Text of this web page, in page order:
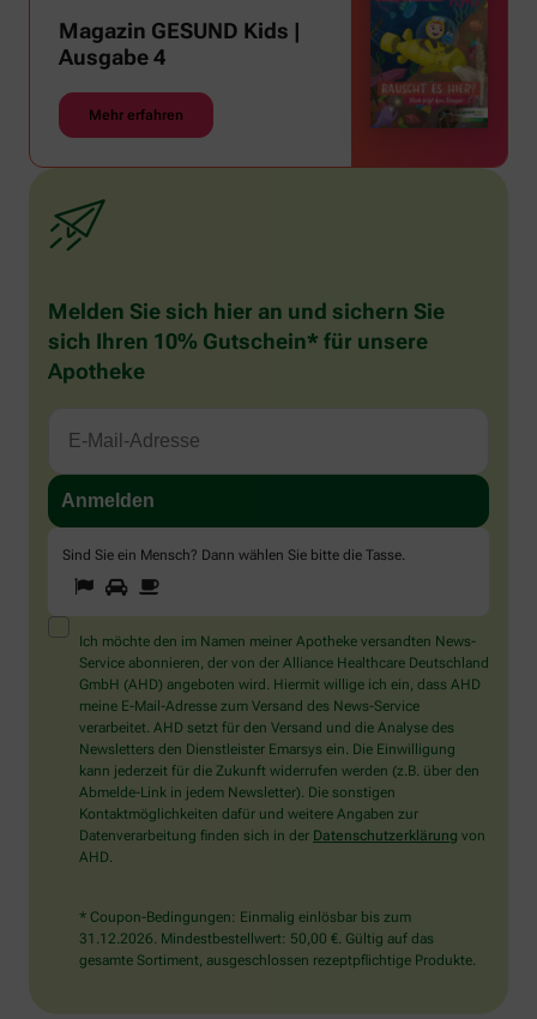
Magazin GESUND Kids |
Ausgabe 4
Mehr erfahren
Melden Sie sich hier an und sichern Sie
sich Ihren 10% Gutschein* für unsere
Apotheke
Sind Sie ein Mensch? Dann wählen Sie bitte die Tasse
Sind
Sie
ein
Mensch?
Dann
wählen
Sie
bitte
die
Tasse.
1 2
Ich möchte den im Namen meiner Apotheke versandten News-
Service abonnieren, der von der Alliance Healthcare Deutschland
GmbH (AHD) angeboten wird. Hiermit willige ich ein, dass AHD
meine E-Mail-Adresse zum Versand des News-Service
verarbeitet. AHD setzt für den Versand und die Analyse des
Newsletters den Dienstleister Emarsys ein. Die Einwilligung
kann jederzeit für die Zukunft widerrufen werden (z.B. über den
Abmelde-Link in jedem Newsletter). Die sonstigen
Kontaktmöglichkeiten dafür und weitere Angaben zur
Datenverarbeitung finden sich in der Datenschutzerklärung von
AHD.
* Coupon-Bedingungen: Einmalig einlösbar bis zum
31.12.2026. Mindestbestellwert: 50,00 €. Gültig auf das
gesamte Sortiment, ausgeschlossen rezeptpflichtige Produkte.